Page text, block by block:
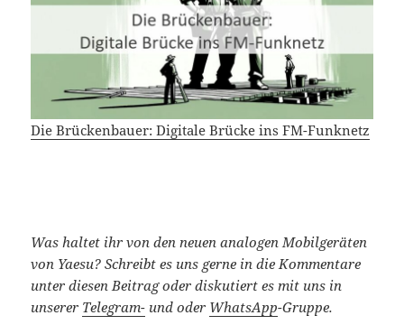
Die Brückenbauer: Digitale Brücke ins FM-Funknetz
Was haltet ihr von den neuen analogen Mobilgeräten
von Yaesu? Schreibt es uns gerne in die Kommentare
unter diesen Beitrag oder diskutiert es mit uns in
unserer Telegram- und oder WhatsApp-Gruppe.